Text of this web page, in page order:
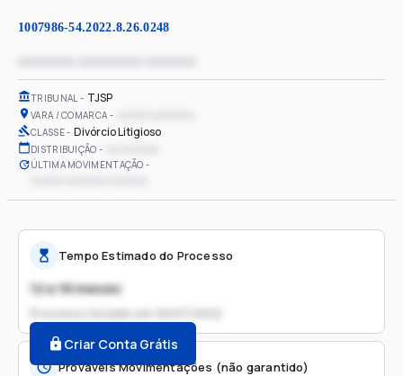
1007986-54.2022.8.26.0248
TRIBUNAL TJSP
VARA / COMARCA
CLASSE Divórcio Litigioso
DISTRIBUIÇÃO
ÚLTIMA MOVIMENTAÇÃO
Tempo Estimado do Processo
12 a 18 meses
Processo iniciado em
Criar Conta Grátis
Prováveis Movimentações (não garantido)